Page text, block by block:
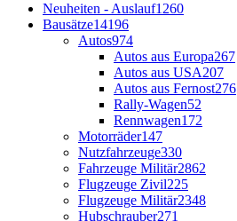
Neuheiten - Auslauf1260
Bausätze14196
Autos974
Autos aus Europa267
Autos aus USA207
Autos aus Fernost276
Rally-Wagen52
Rennwagen172
Motorräder147
Nutzfahrzeuge330
Fahrzeuge Militär2862
Flugzeuge Zivil225
Flugzeuge Militär2348
Hubschrauber271